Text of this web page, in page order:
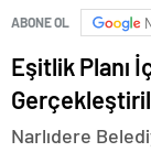
ABONE OL
Eşitlik Planı
Narlıdere